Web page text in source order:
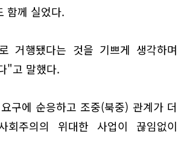
함께 실었다.
거행됐다는 것을 기쁘게 생각하며
"고 말했다.
구에 순응하고 조중(북중) 관계가 더
주의의 위대한 사업이 끊임없이